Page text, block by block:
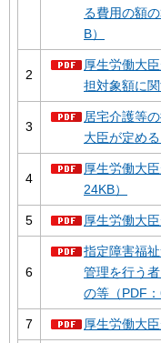
る費用の額
B）
2
厚生労働大
担対象額に
3
居宅介護等
大臣が定め
4
厚生労働大
24KB）
5 厚生労働大
6
指定障害福
管理を行う
の等（PDF：
7 厚生労働大